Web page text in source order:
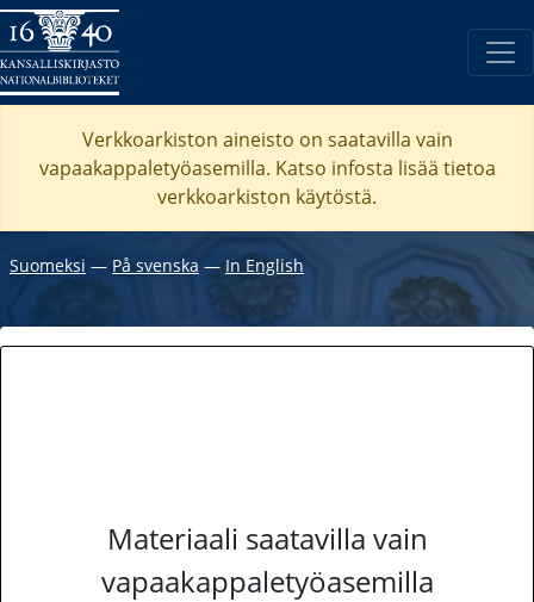
Verkkoarkiston aineisto on saatavilla vain
vapaakappaletyöasemilla. Katso infosta lisää tietoa
verkkoarkiston käytöstä.
Suomeksi ― På svenska ― In English
Materiaali saatavilla vain
vapaakappaletyöasemilla